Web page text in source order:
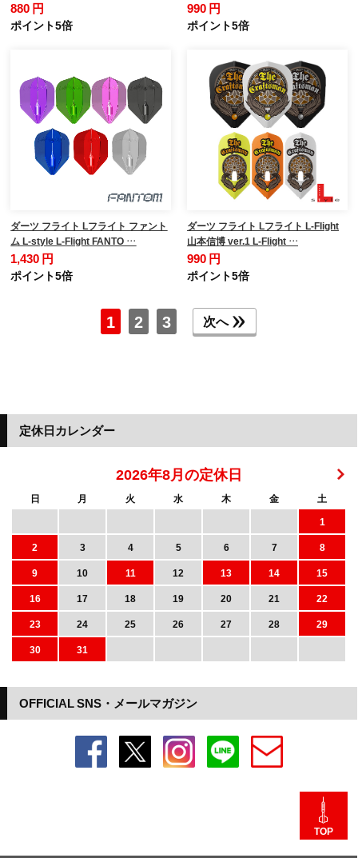
880 円
ポイント5倍
990 円
ポイント5倍
ダーツ フライト Lフライト ファント
ム L-style L-Flight FANTO …
1,430 円
ポイント5倍
ダーツ フライト Lフライト L-Flight
山本信博 ver.1 L-Flight …
990 円
ポイント5倍
1 2 3 次へ
OFFICIAL SNS・メールマガジン
定休日カレンダー
2026年8月の定休日
日 月 火 水 木 金
土
1
2
3 4 5 6 7
8
9
10 11 12 13 14
15
16
17 18 19 20 21
22
23
24 25 26 27 28
29
30
31
TOP